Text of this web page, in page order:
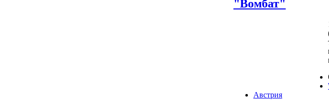
"Вомбат"
Австрия